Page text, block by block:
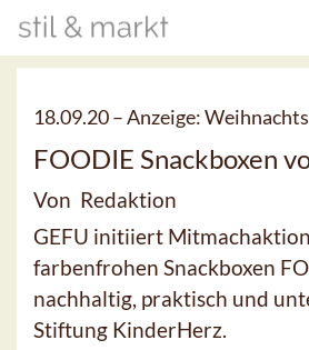
18.09.20 –Anzeige:
FOODIE Snackboxen
Von Redaktion
GEFU initiiert
farbenfrohen Snackboxen
nachhaltig, praktisch und
Stiftung KinderHerz.